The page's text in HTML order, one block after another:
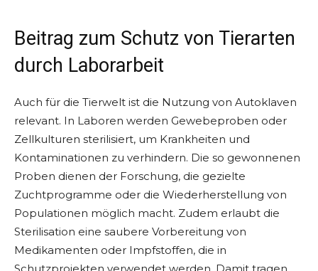
Beitrag zum Schutz von Tierarten
durch Laborarbeit
Auch für die Tierwelt ist die Nutzung von Autoklaven
relevant. In Laboren werden Gewebeproben oder
Zellkulturen sterilisiert, um Krankheiten und
Kontaminationen zu verhindern. Die so gewonnenen
Proben dienen der Forschung, die gezielte
Zuchtprogramme oder die Wiederherstellung von
Populationen möglich macht. Zudem erlaubt die
Sterilisation eine saubere Vorbereitung von
Medikamenten oder Impfstoffen, die in